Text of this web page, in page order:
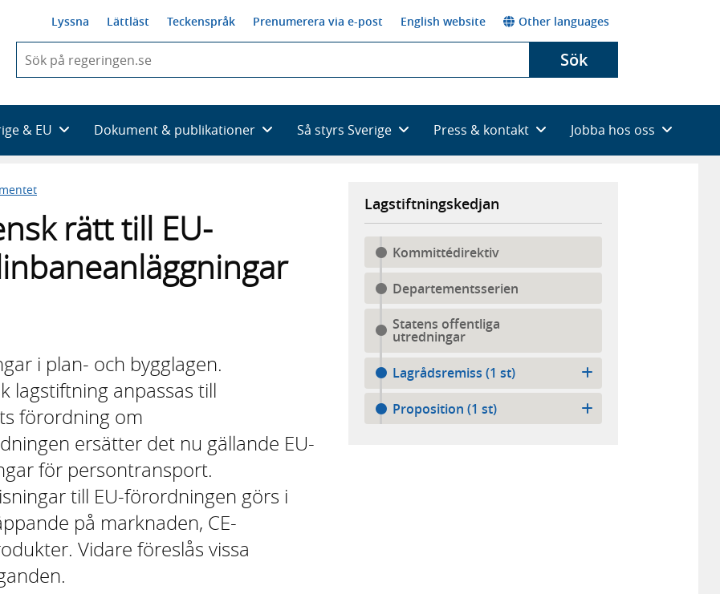
Lyssna Lättläst Teckenspråk Prenumerera via e-post English website Other languages
du
skriva
framträder
en
med
Sök
& EU Dokument & publikationer Så styrs Sverige Press & kontakt Jobba hos oss
rätt till EU-
i plan- och bygglagen.
lagstiftning anpassas till
förordning om
ersätter det nu gällande EU-
för persontransport.
till EU-förordningen görs i
på marknaden, CE-
Vidare föreslås vissa
Lagstiftningskedjan
Kommittédirektiv
Departementsserien
Statens offentliga
utredningar
Lagrådsremiss (1 st)
Proposition (1 st)